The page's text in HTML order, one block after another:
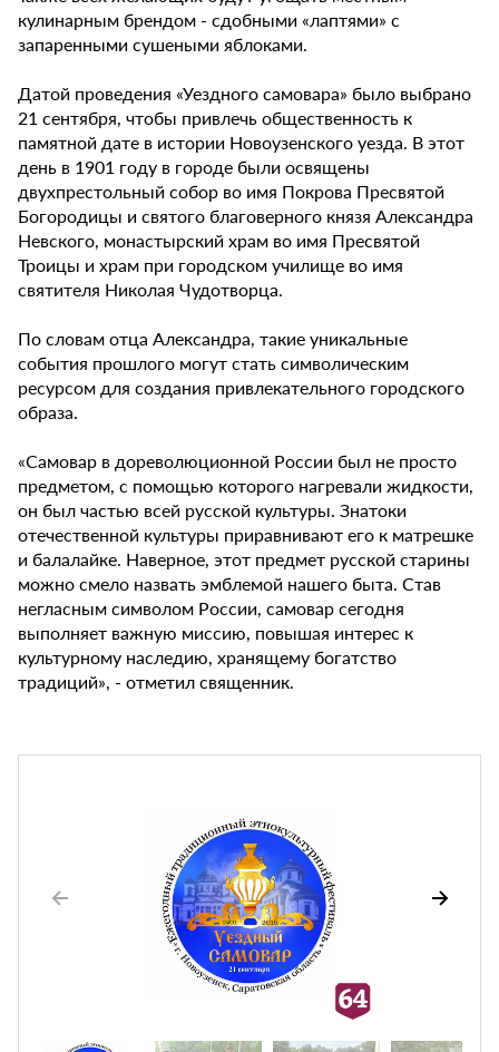
кулинарным брендом - сдобными «лаптями» с
запаренными сушеными яблоками.
Датой проведения «Уездного самовара» было выбрано
21 сентября, чтобы привлечь общественность к
памятной дате в истории Новоузенского уезда. В этот
день в 1901 году в городе были освящены
двухпрестольный собор во имя Покрова Пресвятой
Богородицы и святого благоверного князя Александра
Невского, монастырский храм во имя Пресвятой
Троицы и храм при городском училище во имя
святителя Николая Чудотворца.
По словам отца Александра, такие уникальные
события прошлого могут стать символическим
ресурсом для создания привлекательного городского
образа.
«Самовар в дореволюционной России был не просто
предметом, с помощью которого нагревали жидкости,
он был частью всей русской культуры. Знатоки
отечественной культуры приравнивают его к матрешке
и балалайке. Наверное, этот предмет русской старины
можно смело назвать эмблемой нашего быта. Став
негласным символом России, самовар сегодня
выполняет важную миссию, повышая интерес к
культурному наследию, хранящему богатство
традиций», - отметил священник.